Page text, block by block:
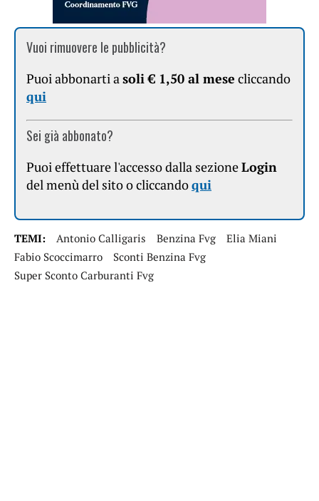
Vuoi rimuovere le pubblicità?
Puoi abbonarti asoli € 1,50 al mese cliccando
qui
Sei già abbonato?
Puoi effettuare l'accesso dalla sezioneLogin
del menù del sito o cliccandoqui
TEMI: Antonio Calligaris Benzina Fvg
Elia Miani
Fabio Scoccimarro
Sconti Benzina Fvg
Super Sconto Carburanti Fvg